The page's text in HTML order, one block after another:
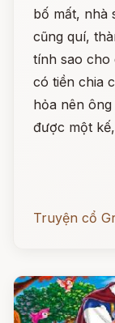
bố mất, nhà
cũng quí,
tính sao cho
có tiền chia
hỏa nên
được một
Truyện cổ